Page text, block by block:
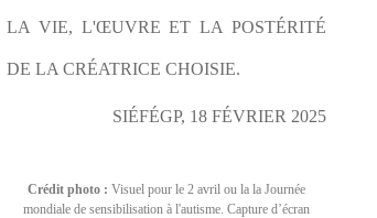
LA VIE, L'ŒUVRE ET LA POSTÉRITÉ
DE LA CRÉATRICE CHOISIE.
SIÉFÉGP, 18 FÉVRIER 2025
Crédit photo : Visuel pour le 2 avril ou la la Journée
mondiale de sensibilisation à l'autisme. Capture d’écran